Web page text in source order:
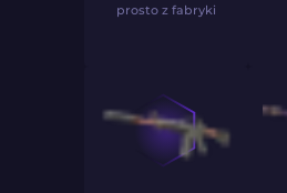
prosto z fabryki